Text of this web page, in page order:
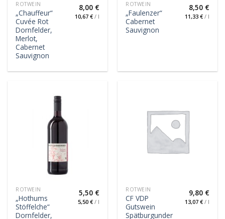
ROTWEIN
„Chauffeur“
Cuvée Rot
Dornfelder,
Merlot,
Cabernet
Sauvignon
8,00 €
10,67 €/ l
ROTWEIN
„Faulenzer“
Cabernet
Sauvignon
8,50 €
11,33 €/ l
ROTWEIN
„Hothums
Stöffelche“
Dornfelder,
5,50 €
5,50 €/ l
ROTWEIN
CF VDP
Gutswein
Spätburgunder
9,80 €
13,07 €/ l